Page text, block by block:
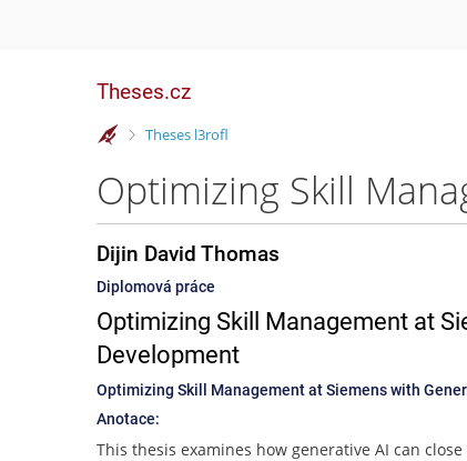
Theses.cz
>
Theses l3rofl
Dijin David Thomas
Diplomová práce
Optimizing Skill Management at
Development
Optimizing Skill Management at Siemens with
Anotace:
This thesis examines how generative AI can close